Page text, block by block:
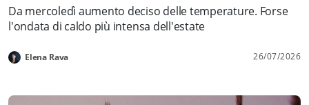
Da mercoledì aumento deciso delle temperature. Forse
l'ondata di caldo più intensa dell'estate
Elena Rava 26/07/2026